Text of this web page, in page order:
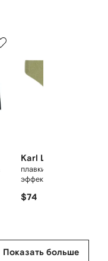
Karl Lagerfeld
плавки бикини с
эффектом металлик
$74
Показать больше